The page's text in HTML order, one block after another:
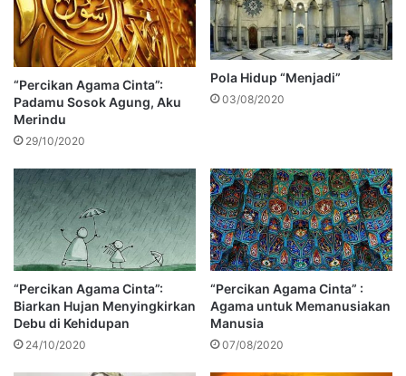
“Percikan Agama Cinta”:
Padamu Sosok Agung, Aku
Merindu
29/10/2020
Pola Hidup “Menjadi”
03/08/2020
“Percikan Agama Cinta”:
Biarkan Hujan Menyingkirkan
Debu di Kehidupan
24/10/2020
“Percikan Agama Cinta” :
Agama untuk Memanusiakan
Manusia
07/08/2020